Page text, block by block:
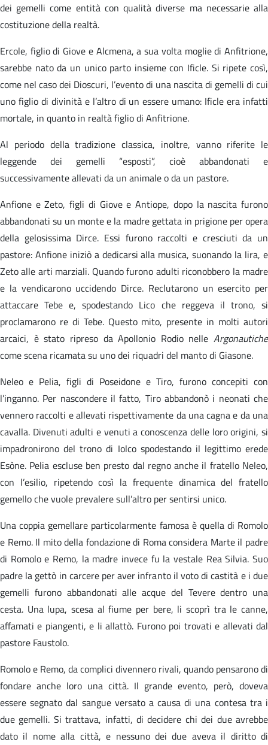
dei gemelli come entità con qualità diverse ma necessarie alla
costituzione della realtà.
Ercole, figlio di Giove e Alcmena, a sua volta moglie di Anfitrione,
sarebbe nato da un unico parto insieme con Ificle. Si ripete così,
come nel caso dei Dioscuri, l’evento di una nascita di gemelli di cui
uno figlio di divinità e l’altro di un essere umano: Ificle era infatti
mortale, in quanto in realtà figlio di Anfitrione.
Al periodo della tradizione classica, inoltre, vanno riferite le
leggende dei gemelli “esposti”, cioè abbandonati e
successivamente allevati da un animale o da un pastore.
Anfione e Zeto, figli di Giove e Antiope, dopo la nascita furono
abbandonati su un monte e la madre gettata in prigione per opera
della gelosissima Dirce. Essi furono raccolti e cresciuti da un
pastore: Anfione iniziò a dedicarsi alla musica, suonando la lira, e
Zeto alle arti marziali. Quando furono adulti riconobbero la madre
e la vendicarono uccidendo Dirce. Reclutarono un esercito per
attaccare Tebe e, spodestando Lico che reggeva il trono, si
proclamarono re di Tebe. Questo mito, presente in molti autori
arcaici, è stato ripreso da Apollonio Rodio nelle Argonautiche
come scena ricamata su uno dei riquadri del manto di Giasone.
Neleo e Pelia, figli di Poseidone e Tiro, furono concepiti con
l’inganno. Per nascondere il fatto, Tiro abbandonò i neonati che
vennero raccolti e allevati rispettivamente da una cagna e da una
cavalla. Divenuti adulti e venuti a conoscenza delle loro origini, si
impadronirono del trono di Iolco spodestando il legittimo erede
Esòne. Pelia escluse ben presto dal regno anche il fratello Neleo,
con l’esilio, ripetendo così la frequente dinamica del fratello
gemello che vuole prevalere sull’altro per sentirsi unico.
Una coppia gemellare particolarmente famosa è quella di Romolo
e Remo. Il mito della fondazione di Roma considera Marte il padre
di Romolo e Remo, la madre invece fu la vestale Rea Silvia. Suo
padre la gettò in carcere per aver infranto il voto di castità e i due
gemelli furono abbandonati alle acque del Tevere dentro una
cesta. Una lupa, scesa al fiume per bere, li scoprì tra le canne,
affamati e piangenti, e li allattò. Furono poi trovati e allevati dal
pastore Faustolo.
Romolo e Remo, da complici divennero rivali, quando pensarono di
fondare anche loro una città. Il grande evento, però, doveva
essere segnato dal sangue versato a causa di una contesa tra i
due gemelli. Si trattava, infatti, di decidere chi dei due avrebbe
dato il nome alla città, e nessuno dei due aveva il diritto di